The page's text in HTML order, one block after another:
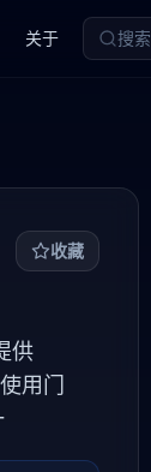
关于 搜索
收藏
供
用门